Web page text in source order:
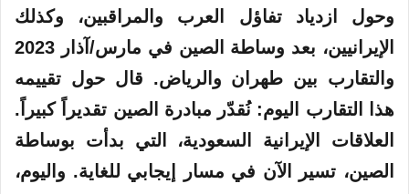
وحول ازدياد تفاؤل العرب والمراقبين، وكذلك
الإيرانيين، بعد وساطة الصين في مارس/آذار 2023
والتقارب بين طهران والرياض. قال حول تقييمه
هذا التقارب اليوم: نُقدّر مبادرة الصين تقديراً كبيراً.
العلاقات الإيرانية السعودية، التي بدأت بوساطة
الصين، تسير الآن في مسار إيجابي للغاية. واليوم،